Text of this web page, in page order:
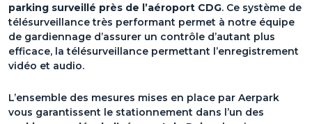
parking surveillé près de l’aéroport CDG. Ce système de
télésurveillance très performant permet à notre équipe
de gardiennage d’assurer un contrôle d’autant plus
efficace, la télésurveillance permettant l’enregistrement
vidéo et audio.
L’ensemble des mesures mises en place par Aerpark
vous garantissent le stationnement dans l’un des